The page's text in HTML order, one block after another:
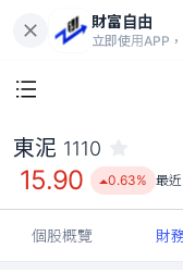
財富自由
立即使用APP
東泥 1110
15.90 0.63% 最
個股概覽 財